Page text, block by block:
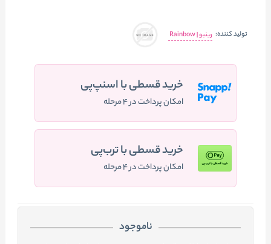
تولید کننده: رینبو | Rainbow
خرید قسطی با اسنپ‌پی
امکان پرداخت در ۴ مرحله
خرید قسطی با ترب‌پی
امکان پرداخت در ۴ مرحله
ناموجود